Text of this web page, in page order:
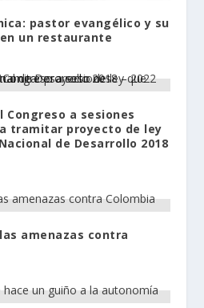
pastor evangélico y su
un restaurante
Congreso a sesiones
tramitar proyecto de ley
de Desarrollo 2018
amenazas contra